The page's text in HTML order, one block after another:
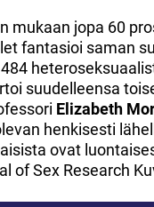
mukaan jopa 60
fantasioi saman
suudelleensa
Elizabeth
henkisesti
ovat
of Sex Research